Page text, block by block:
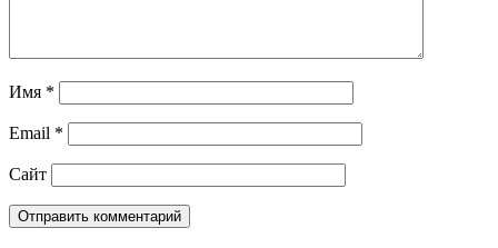
Имя *
Email *
Сайт